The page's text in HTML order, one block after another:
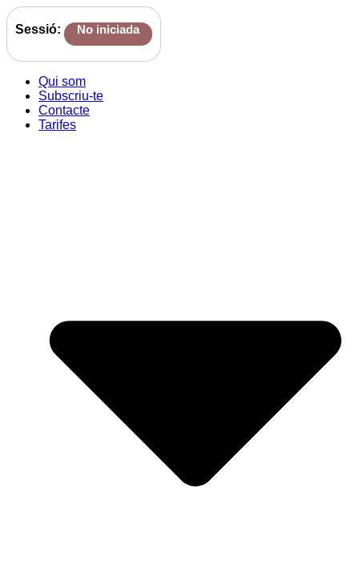
Sessió: No iniciada
Qui som
Subscriu-te
Contacte
Tarifes